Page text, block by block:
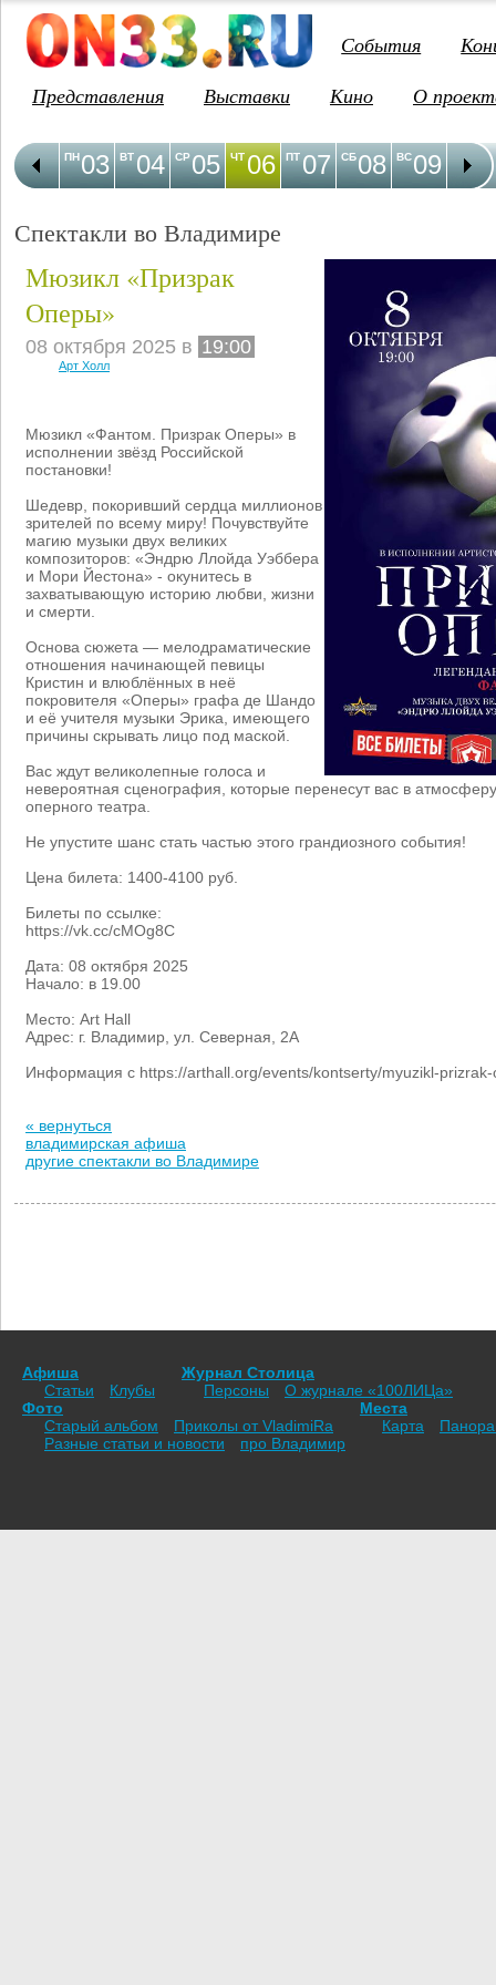
События
Представления
Выставки Кино О
03
ПН 04
ВТ 05
СР 06
ЧТ 07
ПТ 08
СБ 09
ВС 10
ПН
Спектакли во Владимире
Мюзикл «Призрак
Оперы»
08 октября 2025 в 19:00
Арт Холл
Мюзикл «Фантом. Призрак Оперы» в
исполнении звёзд Российской
постановки!
Шедевр, покоривший сердца миллионов
зрителей по всему миру! Почувствуйте
магию музыки двух великих
композиторов: «Эндрю Ллойда Уэббера
и Мори Йестона» - окунитесь в
захватывающую историю любви, жизни
и смерти.
Основа сюжета — мелодраматические
отношения начинающей певицы
Кристин и влюблённых в неё
покровителя «Оперы» графа де Шандо
и её учителя музыки Эрика, имеющего
причины скрывать лицо под маской.
Вас ждут великолепные голоса и
невероятная сценография, которые перенесут вас в
оперного театра.
Не упустите шанс стать частью этого грандиозного события!
Цена билета: 1400-4100 руб.
Билеты по ссылке:
https://vk.cc/cMOg8C
Дата: 08 октября 2025
Начало: в 19.00
Место: Art Hall
Адрес: г. Владимир, ул. Северная, 2А
Информация с https://arthall.org/events/kontserty/myuzikl-
« вернуться
владимирская афиша
другие спектакли во Владимире
Афиша
Статьи
Клубы
Журнал Столица
Персоны
О журнале «100ЛИЦа»
Фото
Старый альбом
Приколы от VladimiRа
Места
Карта
Разные статьи и новости
про Владимир